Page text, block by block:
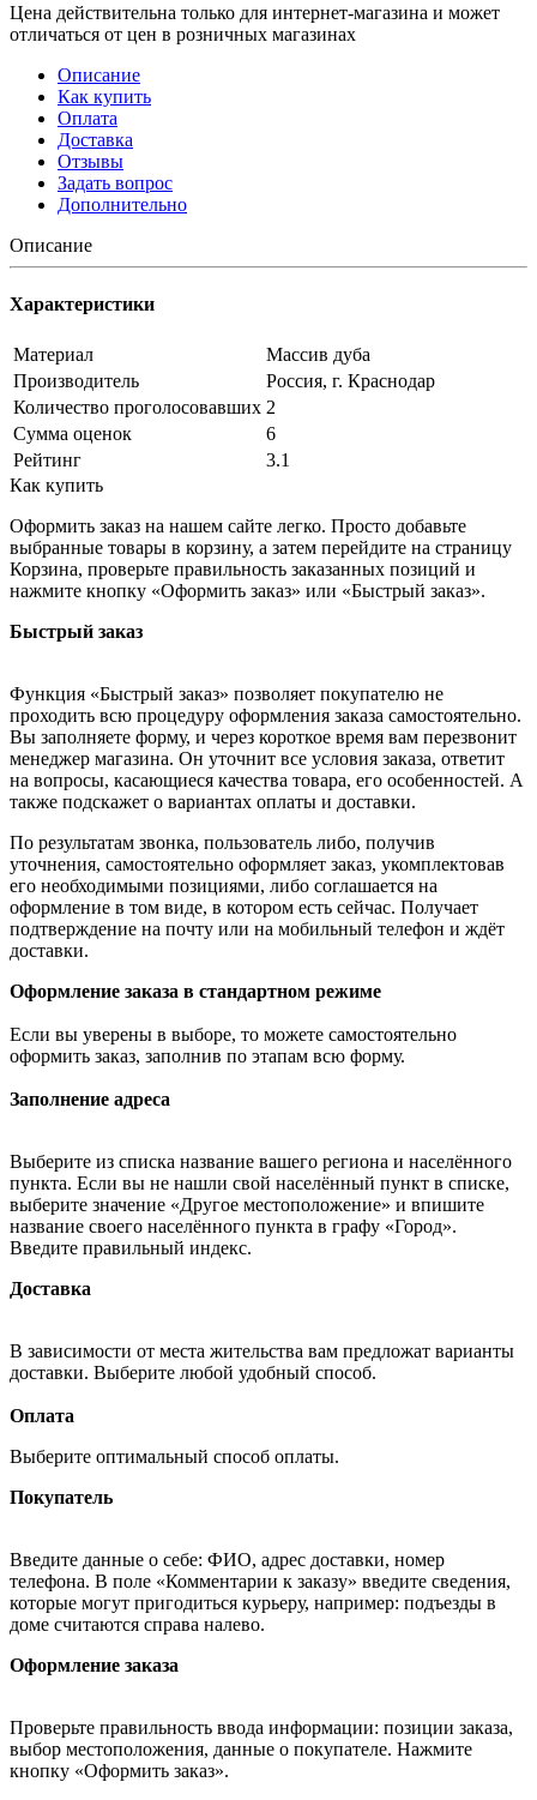
Цена действительна только для интернет-магазина и может
отличаться от цен в розничных магазинах
Описание
Как купить
Оплата
Доставка
Отзывы
Задать вопрос
Дополнительно
Описание
Характеристики
Материал
Массив дуба
Производитель
Россия, г. Краснодар
Количество проголосовавших 2
Сумма оценок
6
Рейтинг
3.1
Как купить
Оформить заказ на нашем сайте легко. Просто добавьте
выбранные товары в корзину, а затем перейдите на страницу
Корзина, проверьте правильность заказанных позиций и
нажмите кнопку «Оформить заказ» или «Быстрый заказ».
Быстрый заказ
Функция «Быстрый заказ» позволяет покупателю не
проходить всю процедуру оформления заказа самостоятельно.
Вы заполняете форму, и через короткое время вам перезвонит
менеджер магазина. Он уточнит все условия заказа, ответит
на вопросы, касающиеся качества товара, его особенностей. А
также подскажет о вариантах оплаты и доставки.
По результатам звонка, пользователь либо, получив
уточнения, самостоятельно оформляет заказ, укомплектовав
его необходимыми позициями, либо соглашается на
оформление в том виде, в котором есть сейчас. Получает
подтверждение на почту или на мобильный телефон и ждёт
доставки.
Оформление заказа в стандартном режиме
Если вы уверены в выборе, то можете самостоятельно
оформить заказ, заполнив по этапам всю форму.
Заполнение адреса
Выберите из списка название вашего региона и населённого
пункта. Если вы не нашли свой населённый пункт в списке,
выберите значение «Другое местоположение» и впишите
название своего населённого пункта в графу «Город».
Введите правильный индекс.
Доставка
В зависимости от места жительства вам предложат варианты
доставки. Выберите любой удобный способ.
Оплата
Выберите оптимальный способ оплаты.
Покупатель
Введите данные о себе: ФИО, адрес доставки, номер
телефона. В поле «Комментарии к заказу» введите сведения,
которые могут пригодиться курьеру, например: подъезды в
доме считаются справа налево.
Оформление заказа
Проверьте правильность ввода информации: позиции заказа,
выбор местоположения, данные о покупателе. Нажмите
кнопку «Оформить заказ».